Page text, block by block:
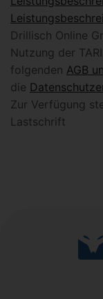
Drillisch Online
Nutzung der
folgenden AGB
die
Zur Verfügung
Lastschrift